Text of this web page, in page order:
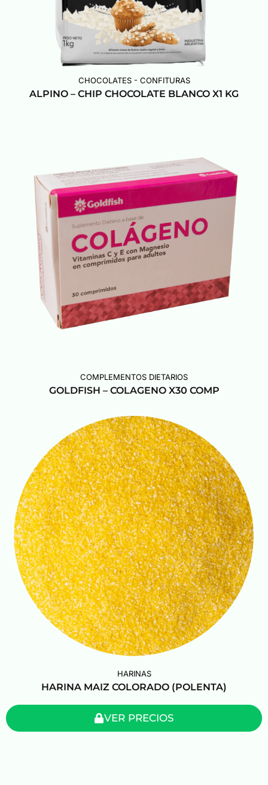
CHOCOLATES - CONFITURAS
ALPINO – CHIP CHOCOLATE BLANCO X1 KG
COMPLEMENTOS DIETARIOS
GOLDFISH – COLAGENO X30 COMP
HARINAS
HARINA MAIZ COLORADO (POLENTA)
VER PRECIOS